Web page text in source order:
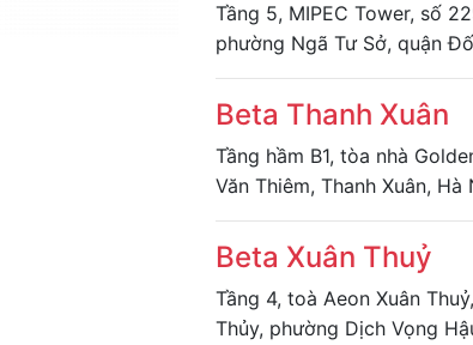
Tầng 5, MIPEC Tower, số
phường Ngã Tư Sở, quận
Beta Thanh Xuân
Tầng hầm B1, tòa nhà
Văn Thiêm, Thanh Xuân, Hà
Beta Xuân Thuỷ
Tầng 4, toà Aeon Xuân
Thủy, phường Dịch Vọng